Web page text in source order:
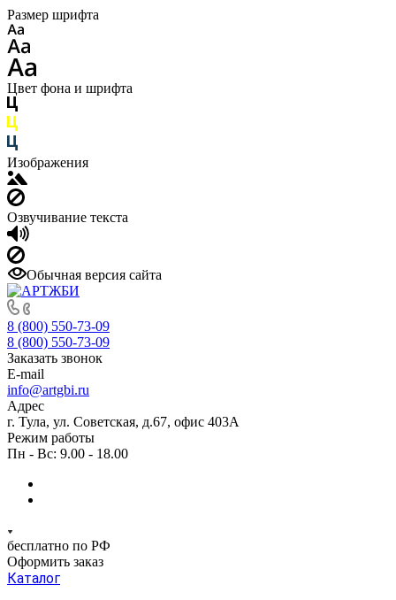
Размер шрифта
Цвет фона и шрифта
Изображения
Озвучивание текста
Обычная версия сайта
8 (800) 550-73-09
8 (800) 550-73-09
Заказать звонок
E-mail
info@artgbi.ru
Адрес
г. Тула, ул. Советская, д.67, офис 403А
Режим работы
Пн - Вс: 9.00 - 18.00
бесплатно по РФ
Оформить заказ
Каталог